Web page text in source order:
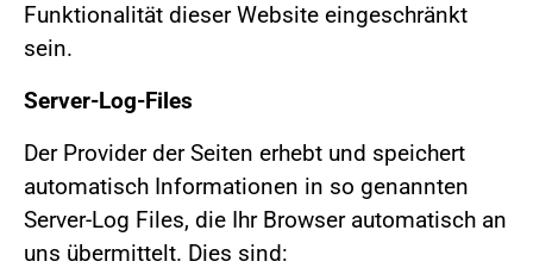
Funktionalität dieser Website eingeschränkt
sein.
Server-Log-Files
Der Provider der Seiten erhebt und speichert
automatisch Informationen in so genannten
Server-Log Files, die Ihr Browser automatisch an
uns übermittelt. Dies sind: